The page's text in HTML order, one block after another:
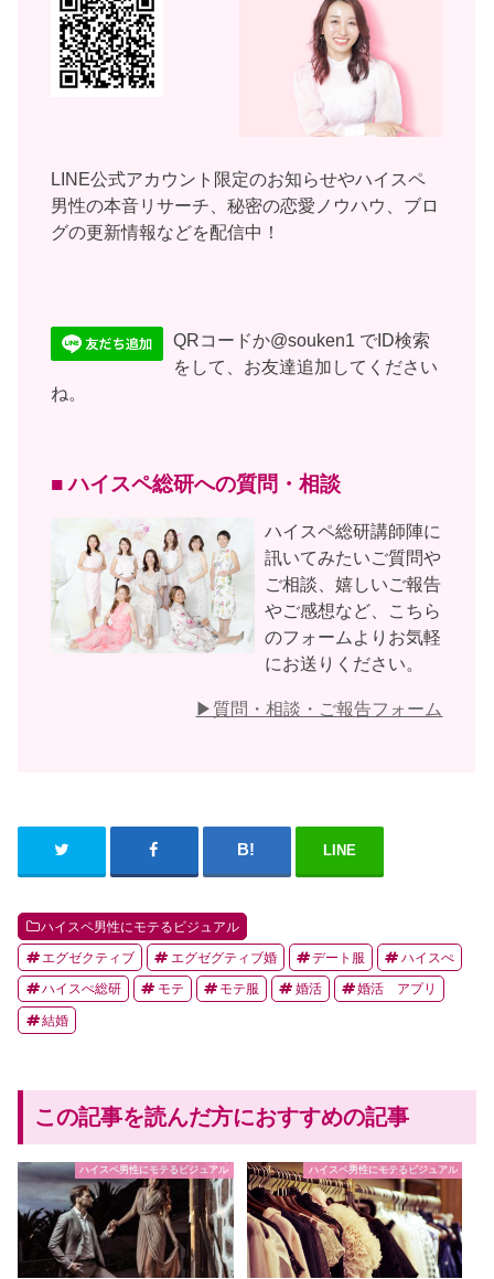
LINE公式アカウント限定のお知らせやハイスペ
男性の本音リサーチ、秘密の恋愛ノウハウ、ブロ
グの更新情報などを配信中！
QRコードか@souken1 でID検索
をして、お友達追加してください
ね。
■ ハイスペ総研への質問・相談
ハイスペ総研講師陣に
訊いてみたいご質問や
ご相談、嬉しいご報告
やご感想など、こちら
のフォームよりお気軽
にお送りください。
▶︎質問・相談・ご報告フォーム
LINE
ハイスペ男性にモテるビジュアル
エグゼクティブ エグゼグティブ婚 デート服 ハイスぺ
ハイスぺ総研 モテ モテ服 婚活 婚活 アプリ
結婚
この記事を読んだ方におすすめの記事
ハイスペ男性にモテるビジュアル ハイスペ男性にモテるビジュアル